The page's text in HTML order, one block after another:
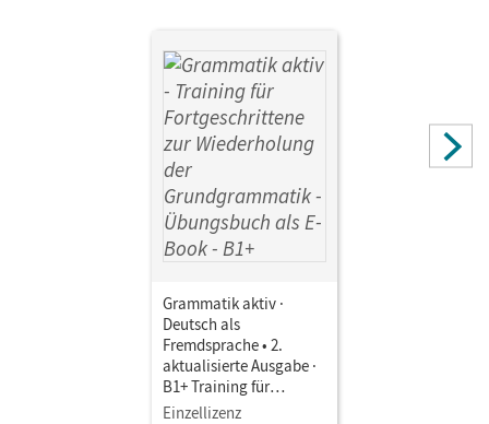
Grammatik aktiv ·
Deutsch als
Fremdsprache • 2.
aktualisierte Ausgabe ·
B1+ Training für
Fortgeschrittene zur
Einzellizenz